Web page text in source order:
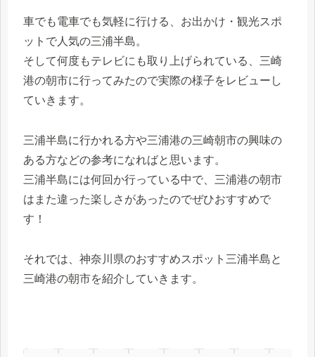
車でも電車でも気軽に行ける、お出かけ・観光スポ
ットで人気の三浦半島。
そして何度もテレビにも取り上げられている、三崎
港の朝市に行ってみたので実際の様子をレビューし
ていきます。
三浦半島に行かれる方や三浦港の三崎朝市の興味の
ある方などの参考になればと思います。
三浦半島には何回か行っている中で、三浦港の朝市
はまた違った楽しさがあったのでぜひおすすめで
す！
それでは、神奈川県のおすすめスポット三浦半島と
三崎港の朝市を紹介していきます。